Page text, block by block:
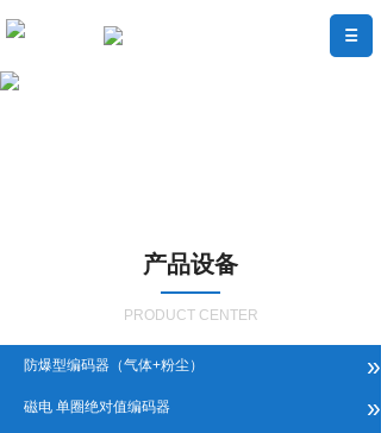
产品设备
PRODUCT CENTER
防爆型编码器（气体+粉尘） »
磁电 单圈绝对值编码器 »